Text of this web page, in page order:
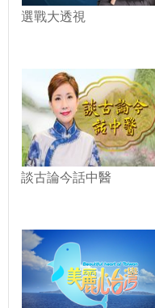
選戰大透視
談古論今話中醫